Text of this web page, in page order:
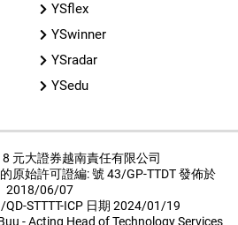
YSflex
YSwinner
YSradar
YSedu
元大證券越南責任有限公司
原始許可證編: 號 43/GP-TTDT 發佈於
2018/06/07
STTTT-ICP 日期 2024/01/19
- Acting Head of Technology Services